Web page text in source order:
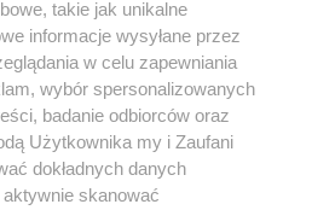
właściciela praw. Jakiekolwiek użycie
lub w części z naruszeniem
jest zabronione pod groźbą kary i
takie jak unikalne
informacje wysyłane przez
w celu zapewniania
wybór spersonalizowanych
badanie odbiorców oraz
Użytkownika my i Zaufani
dokładnych danych
skanować